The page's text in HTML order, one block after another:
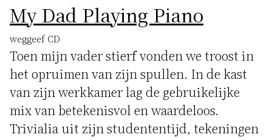
My Dad Playing Piano
weggeef CD
Toen mijn vader stierf vonden we troost in
het opruimen van zijn spullen. In de kast
van zijn werkkamer lag de gebruikelijke
mix van betekenisvol en waardeloos.
Trivialia uit zijn studententijd, tekeningen